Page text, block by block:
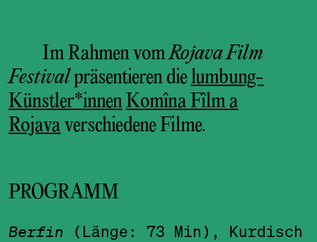
Im Rahmen vomRojava Film
Festivalpräsentieren dielumbung-
Künstler*innenKomîna Fîlm a
Rojavaverschiedene Filme.
PROGRAMM
Berfin (Länge: 73 Min), Kurdisch